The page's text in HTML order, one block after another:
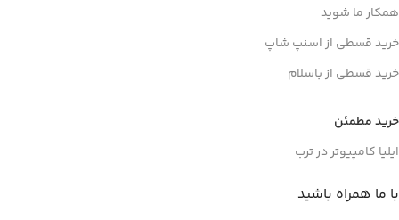
همکار ما شوید
خرید قسطی از اسنپ شاپ
خرید قسطی از باسلام
خرید مطمئن
ایلیا کامپیوتر در ترب
با ما همراه باشید